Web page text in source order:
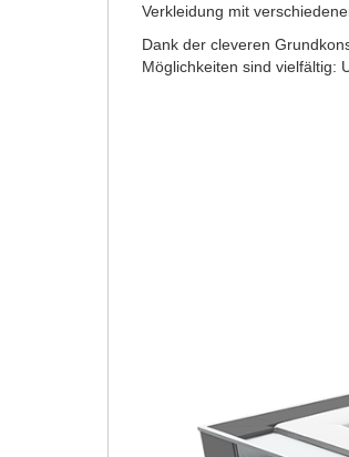
Verkleidung mit
Dank der cleveren
Möglichkeiten sind vielfältig: